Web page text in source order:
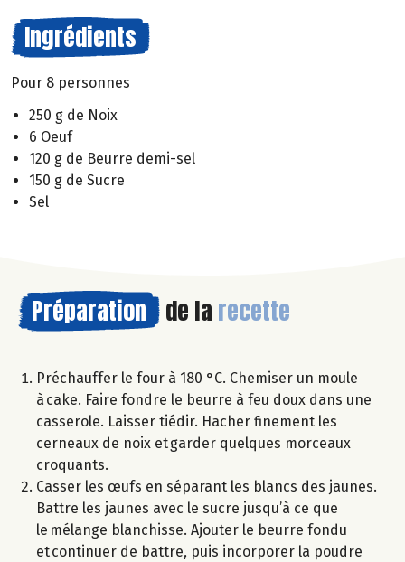
Ingrédients
Pour 8 personnes
250 g de Noix
6 Oeuf
120 g de Beurre demi-sel
150 g de Sucre
Sel
Préparation de la recette
Préchauffer le four à 180 °C. Chemiser un moule
à cake. Faire fondre le beurre à feu doux dans une
casserole. Laisser tiédir. Hacher finement les
cerneaux de noix et garder quelques morceaux
croquants.
Casser les œufs en séparant les blancs des jaunes.
Battre les jaunes avec le sucre jusqu’à ce que
le mélange blanchisse. Ajouter le beurre fondu
et continuer de battre, puis incorporer la poudre